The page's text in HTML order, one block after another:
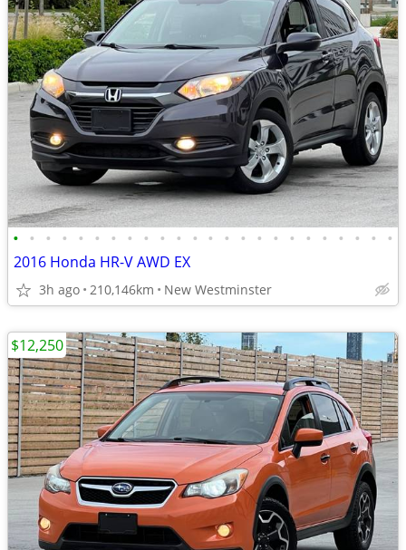
• • • • • • • • • • • • • • • • • • • • • • • •
2016 Honda HR-V AWD EX
3h ago 210,146km New Westminster
$12,250